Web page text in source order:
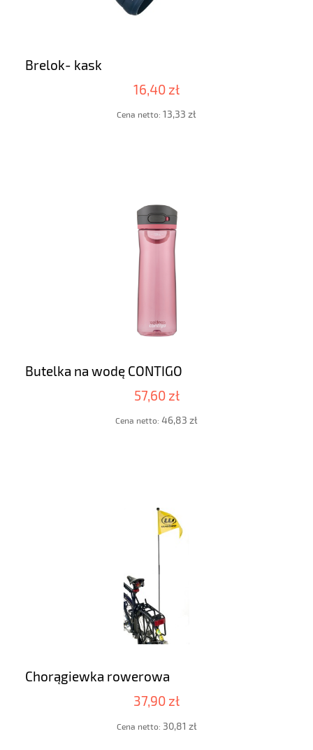
Brelok- kask
16,40 zł
Cena netto: 13,33 zł
Butelka na wodę CONTIGO
57,60 zł
Cena netto: 46,83 zł
Chorągiewka rowerowa
37,90 zł
Cena netto: 30,81 zł